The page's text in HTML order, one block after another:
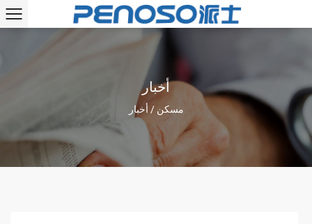
أخبار
مسكن / أخبار